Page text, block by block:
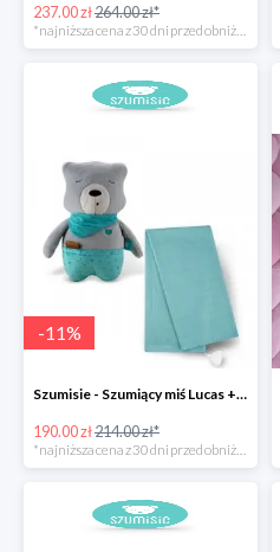
237.00 zł264.00 zł*
-11%
Szumisie - Szumiący miś Lucas + otulacz
190.00 zł214.00 zł*